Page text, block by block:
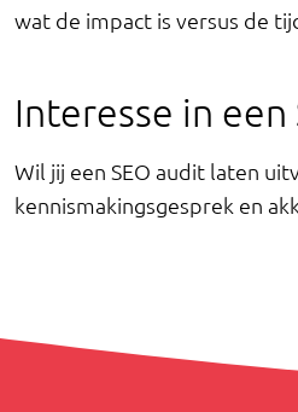
wat de impact is versus de
Interesse in een
Wil jij een SEO audit laten
kennismakingsgesprek en